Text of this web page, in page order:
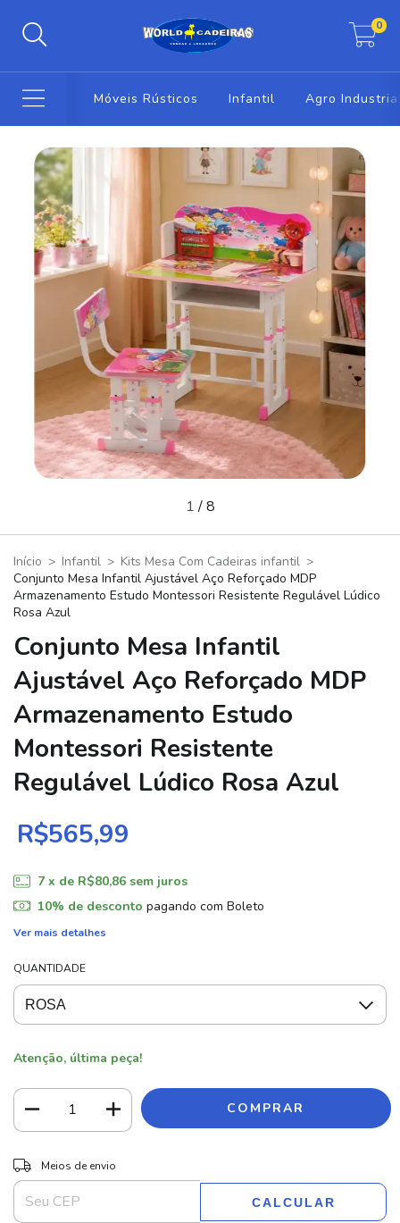
0
Móveis Rústicos Infantil Agro
1/8
Início > Infantil > Kits Mesa Com Cadeiras infantil >
Conjunto Mesa Infantil Ajustável Aço Reforçado MDP
Armazenamento Estudo Montessori Resistente Regulável Lúdico
Rosa Azul
Conjunto Mesa Infantil
Ajustável Aço Reforçado MDP
Armazenamento Estudo
Montessori Resistente
Regulável Lúdico Rosa Azul
R$565,99
7 x de R$80,86 sem juros
10% de desconto pagando com Boleto
Ver mais detalhes
QUANTIDADE
Atenção, última peça!
Entregas para o CEP:
Meios de envio
CALCULAR